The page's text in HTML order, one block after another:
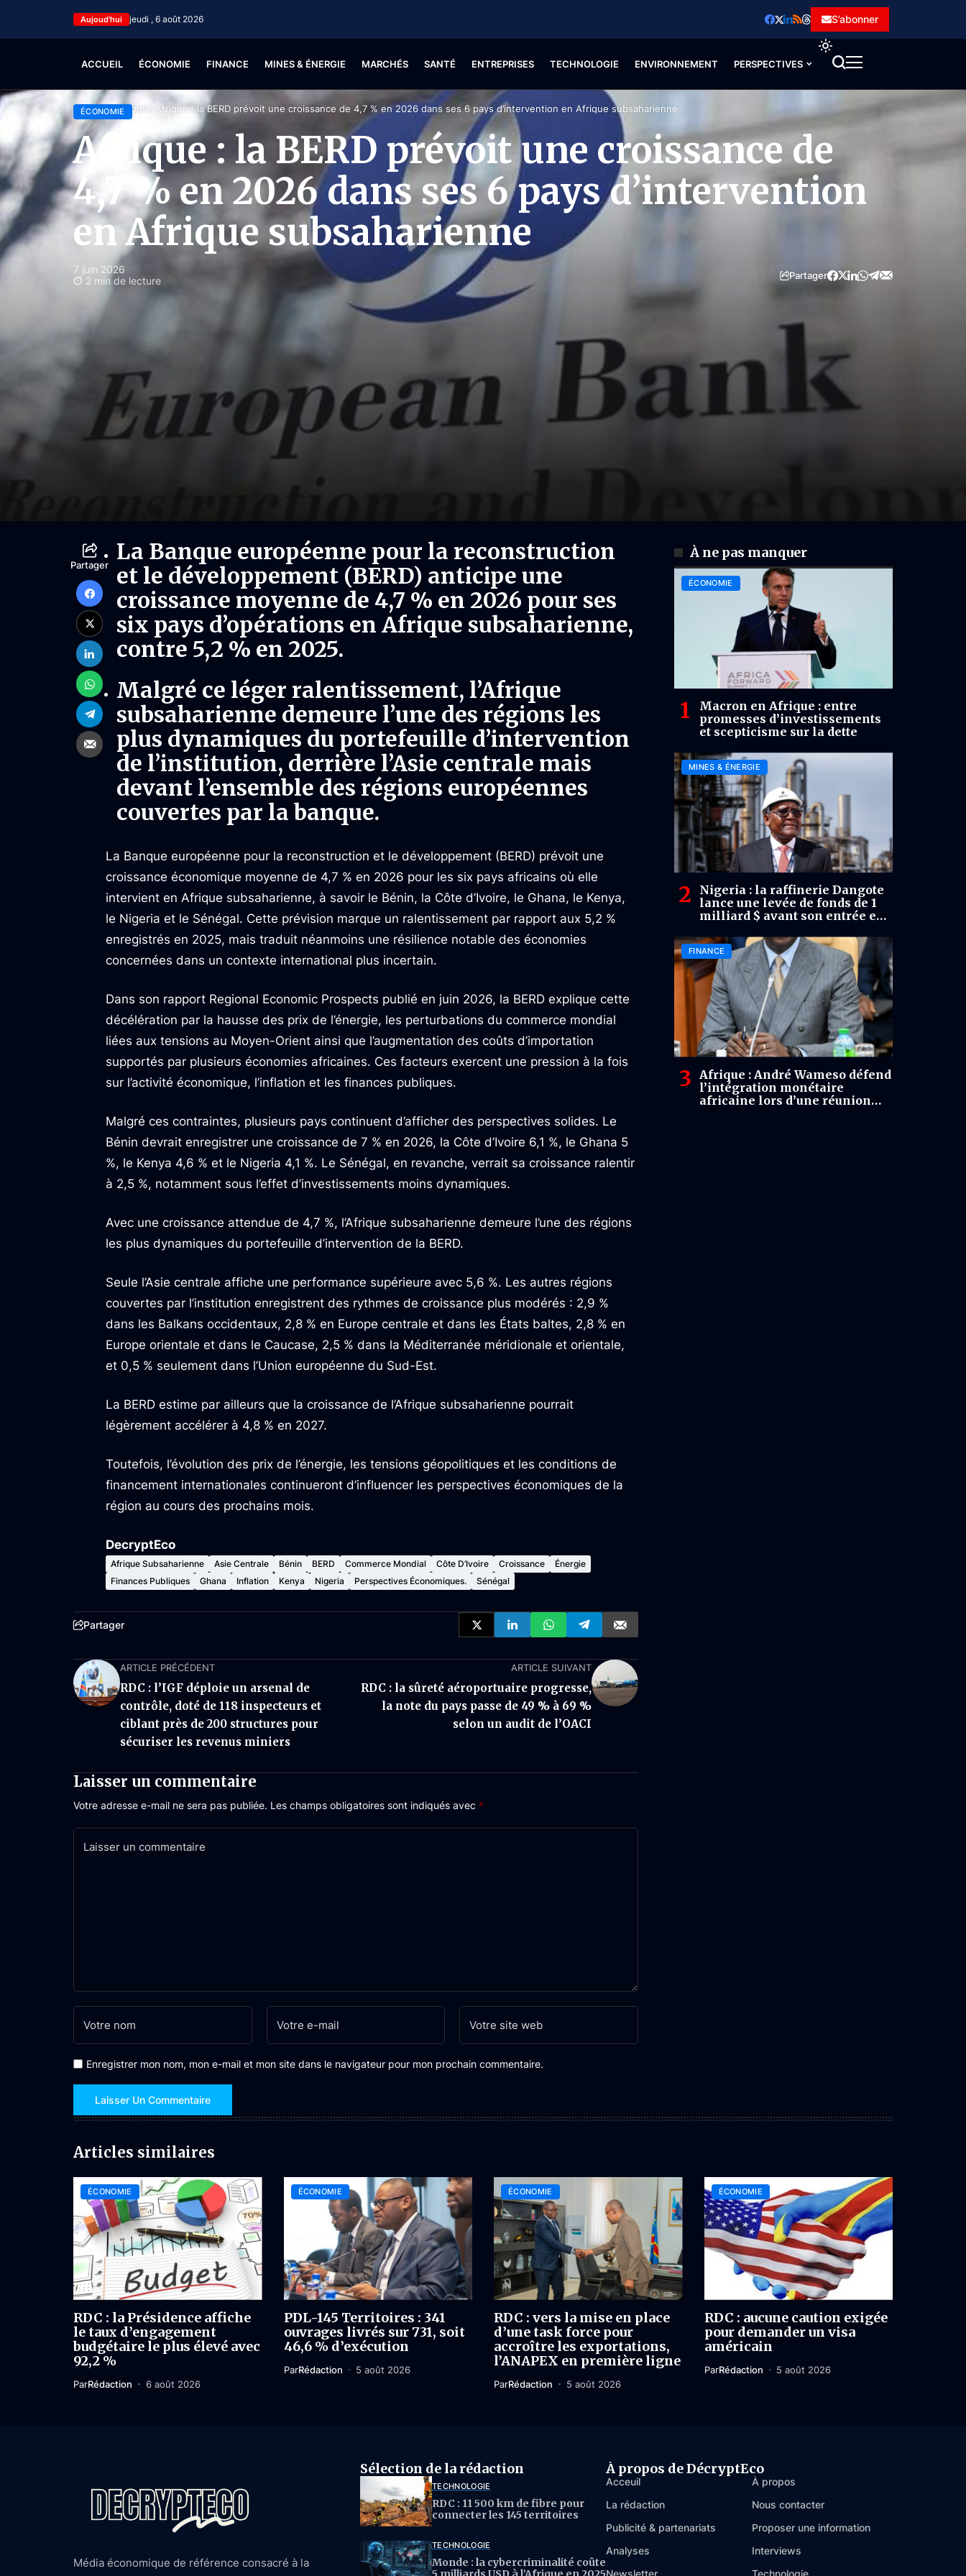
Aujoud'hui jeudi , 6 août 2026 S’abonner
ACCUEIL ÉCONOMIE FINANCE MINES & ÉNERGIE MARCHÉS SANTÉ ENTREPRISES TECHNOLOGIE ENVIRONNEMENT PERSPECTIVES
Accueil Économie Afrique : la BERD prévoit une croissance de 4,7 % en 2026 dans ses 6 pays d’intervention en Afrique subsaharienne
ÉCONOMIE
Afrique : la BERD prévoit une croissance de
4,7 % en 2026 dans ses 6 pays d’intervention
en Afrique subsaharienne
7 juin 2026
2 min de lecture
Partager
Partager
La Banque européenne pour la reconstruction
et le développement (BERD) anticipe une
croissance moyenne de 4,7 % en 2026 pour ses
six pays d’opérations en Afrique subsaharienne,
contre 5,2 % en 2025.
Malgré ce léger ralentissement, l’Afrique
subsaharienne demeure l’une des régions les
plus dynamiques du portefeuille d’intervention
de l’institution, derrière l’Asie centrale mais
devant l’ensemble des régions européennes
couvertes par la banque.
La Banque européenne pour la reconstruction et le développement (BERD) prévoit une
croissance économique moyenne de 4,7 % en 2026 pour les six pays africains où elle
intervient en Afrique subsaharienne, à savoir le Bénin, la Côte d’Ivoire, le Ghana, le Kenya,
le Nigeria et le Sénégal. Cette prévision marque un ralentissement par rapport aux 5,2 %
enregistrés en 2025, mais traduit néanmoins une résilience notable des économies
concernées dans un contexte international plus incertain.
Dans son rapport Regional Economic Prospects publié en juin 2026, la BERD explique cette
décélération par la hausse des prix de l’énergie, les perturbations du commerce mondial
liées aux tensions au Moyen-Orient ainsi que l’augmentation des coûts d’importation
supportés par plusieurs économies africaines. Ces facteurs exercent une pression à la fois
sur l’activité économique, l’inflation et les finances publiques.
Malgré ces contraintes, plusieurs pays continuent d’afficher des perspectives solides. Le
Bénin devrait enregistrer une croissance de 7 % en 2026, la Côte d’Ivoire 6,1 %, le Ghana 5
%, le Kenya 4,6 % et le Nigeria 4,1 %. Le Sénégal, en revanche, verrait sa croissance ralentir
à 2,5 %, notamment sous l’effet d’investissements moins dynamiques.
Avec une croissance attendue de 4,7 %, l’Afrique subsaharienne demeure l’une des régions
les plus dynamiques du portefeuille d’intervention de la BERD.
Seule l’Asie centrale affiche une performance supérieure avec 5,6 %. Les autres régions
couvertes par l’institution enregistrent des rythmes de croissance plus modérés : 2,9 %
dans les Balkans occidentaux, 2,8 % en Europe centrale et dans les États baltes, 2,8 % en
Europe orientale et dans le Caucase, 2,5 % dans la Méditerranée méridionale et orientale,
et 0,5 % seulement dans l’Union européenne du Sud-Est.
La BERD estime par ailleurs que la croissance de l’Afrique subsaharienne pourrait
légèrement accélérer à 4,8 % en 2027.
Toutefois, l’évolution des prix de l’énergie, les tensions géopolitiques et les conditions de
financement internationales continueront d’influencer les perspectives économiques de la
région au cours des prochains mois.
DecryptEco
Afrique Subsaharienne Asie Centrale Bénin BERD Commerce Mondial Côte D’Ivoire Croissance
Énergie
Finances Publiques
Ghana Inflation Kenya Nigeria Perspectives Économiques. Sénégal
Partager
ARTICLE PRÉCÉDENT
RDC : l’IGF déploie un arsenal de
contrôle, doté de 118 inspecteurs et
ciblant près de 200 structures pour
sécuriser les revenus miniers
ARTICLE SUIVANT
RDC : la sûreté aéroportuaire progresse,
la note du pays passe de 49 % à 69 %
selon un audit de l’OACI
Laisser un commentaire
Votre adresse e-mail ne sera pas publiée. Les champs obligatoires sont indiqués avec *
Enregistrer mon nom, mon e-mail et mon site dans le navigateur pour mon prochain commentaire.
À ne pas manquer
ÉCONOMIE
Macron en Afrique : entre
promesses d’investissements
et scepticisme sur la dette
MINES & ÉNERGIE
Nigeria : la raffinerie Dangote
lance une levée de fonds de 1
milliard $ avant son entrée en
FINANCE
Afrique : André Wameso défend
l’intégration monétaire
africaine lors d’une réunion
Articles similaires
ÉCONOMIE
RDC : la Présidence affiche
le taux d’engagement
budgétaire le plus élevé avec
92,2 %
ParRédaction 6 août 2026
ÉCONOMIE
PDL-145 Territoires : 341
ouvrages livrés sur 731, soit
46,6 % d’exécution
ParRédaction 5 août 2026
ÉCONOMIE
RDC : vers la mise en place
d’une task force pour
accroître les exportations,
l’ANAPEX en première ligne
ParRédaction 5 août 2026
ÉCONOMIE
RDC : aucune caution exigée
pour demander un visa
américain
ParRédaction 5 août 2026
Média économique de référence consacré à la
Sélection de la rédaction
TECHNOLOGIE
RDC : 11 500 km de fibre pour
connecter les 145 territoires
TECHNOLOGIE
Monde : la cybercriminalité coûte
À propos de DécryptEco
Acceuil
À propos
La rédaction
Nous contacter
Publicité & partenariats
Proposer une information
Analyses
Interviews
Newsletter
Technologie